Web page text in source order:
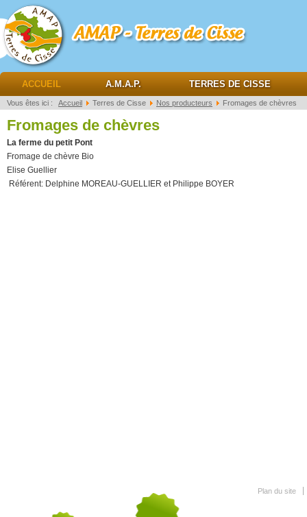
AMAP Terres de cisse
ACCUEIL A.M.A.P. TERRES DE CISSE
Vous êtes ici : Accueil Terres de Cisse Nos producteurs Fromages de chèvres
Fromages de chèvres
La ferme du petit Pont
Fromage de chèvre Bio
Elise Guellier
Référent: Delphine MOREAU-GUELLIER et Philippe BOYER
Plan du site